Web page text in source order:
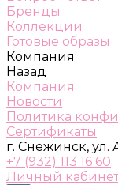
Бренды
Коллекции
Готовые образы
Компания
Назад
Компания
Новости
Политика
Сертификаты
г. Снежинск, ул.
+7 (932) 113 16 60
Личный